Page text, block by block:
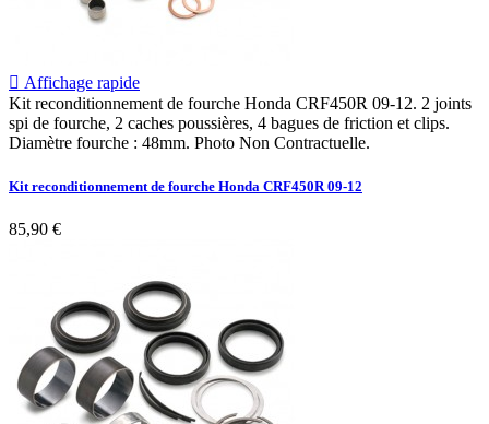
 Affichage rapide
Kit reconditionnement de fourche Honda CRF450R 09-12. 2 joints
spi de fourche, 2 caches poussières, 4 bagues de friction et clips.
Diamètre fourche : 48mm. Photo Non Contractuelle.
Kit reconditionnement de fourche Honda CRF450R 09-12
85,90 €